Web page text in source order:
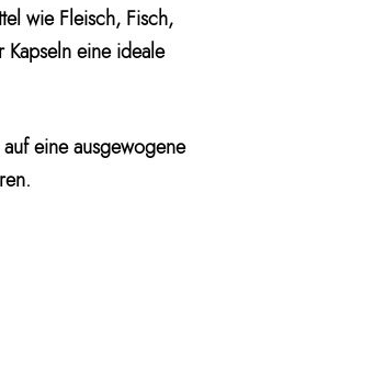
wie Fleisch, Fisch,
eine ideale
eine ausgewogene